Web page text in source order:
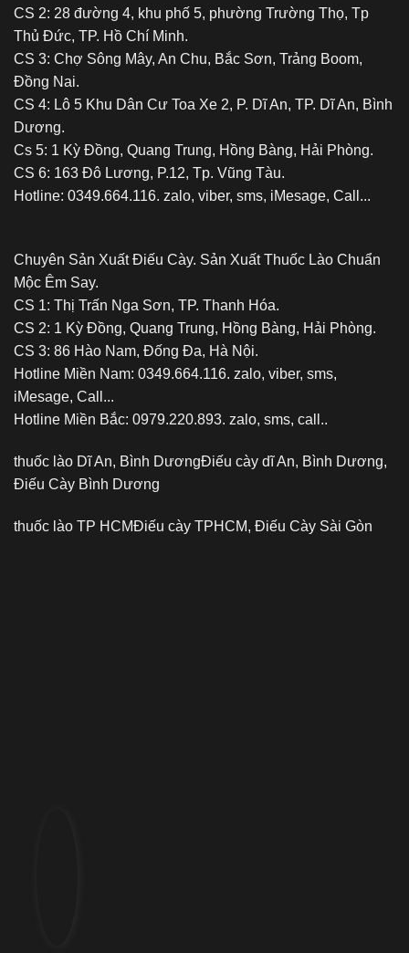
CS 2: 28 đường 4, khu phố 5, phường Trường Thọ, Tp
Thủ Đức, TP. Hồ Chí Minh.
CS 3: Chợ Sông Mây, An Chu, Bắc Sơn, Trảng Boom,
Đồng Nai.
CS 4: Lô 5 Khu Dân Cư Toa Xe 2, P. Dĩ An, TP. Dĩ An, Bình
Dương.
Cs 5: 1 Kỳ Đồng, Quang Trung, Hồng Bàng, Hải Phòng.
CS 6: 163 Đô Lương, P.12, Tp. Vũng Tàu.
Hotline: 0349.664.116. zalo, viber, sms, iMesage, Call...
Chuyên Sản Xuất Điếu Cày. Sản Xuất Thuốc Lào Chuẩn
Mộc Êm Say.
CS 1: Thị Trấn Nga Sơn, TP. Thanh Hóa.
CS 2: 1 Kỳ Đồng, Quang Trung, Hồng Bàng, Hải Phòng.
CS 3: 86 Hào Nam, Đống Đa, Hà Nội.
Hotline Miền Nam: 0349.664.116. zalo, viber, sms,
iMesage, Call...
Hotline Miền Bắc: 0979.220.893. zalo, sms, call..
thuốc lào Dĩ An, Bình DươngĐiếu cày dĩ An, Bình Dương,
Điếu Cày Bình Dương
thuốc lào TP HCMĐiếu cày TPHCM, Điếu Cày Sài Gòn